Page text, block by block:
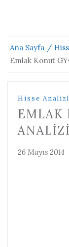
Ana Sayfa
Emlak Konut
Hisse
EMLAK
26 Mayıs 2014